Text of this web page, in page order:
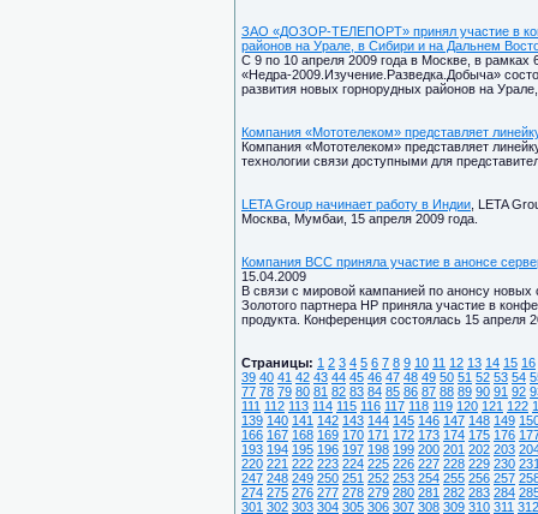
ЗАО «ДОЗОР-ТЕЛЕПОРТ» принял участие в
районов на Урале, в Сибири и на Дальнем
С 9 по 10 апреля 2009 года в Москве, в рамках
«Недра-2009.Изучение.Разведка.Добыча»
развития новых горнорудных районов на
Компания «Мототелеком» представляет
Компания «Мототелеком» представляет
технологии связи доступными для
LETA Group начинает работу в Индии , LETA
Москва, Мумбаи, 15 апреля 2009 года.
Компания BCC приняла участие в анонсе
15.04.2009
В связи с мировой кампанией по анонсу новых
Золотого партнера HP приняла участие в
продукта. Конференция состоялась 15 апреля
Страницы: 1 2 3 4 5 6 7 8 9 10 11 12 13 14 15 16
39 40 41 42 43 44 45 46 47 48 49 50 51 52 53 54
77 78 79 80 81 82 83 84 85 86 87 88 89 90 91 92
111 112 113 114 115 116 117 118 119 120 121 122
139 140 141 142 143 144 145 146 147 148 149
166 167 168 169 170 171 172 173 174 175 176
193 194 195 196 197 198 199 200 201 202 203
220 221 222 223 224 225 226 227 228 229 230
247 248 249 250 251 252 253 254 255 256 257
274 275 276 277 278 279 280 281 282 283 284
301 302 303 304 305 306 307 308 309 310 311 312